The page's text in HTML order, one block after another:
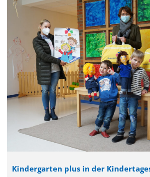
Kindergarten plus in der